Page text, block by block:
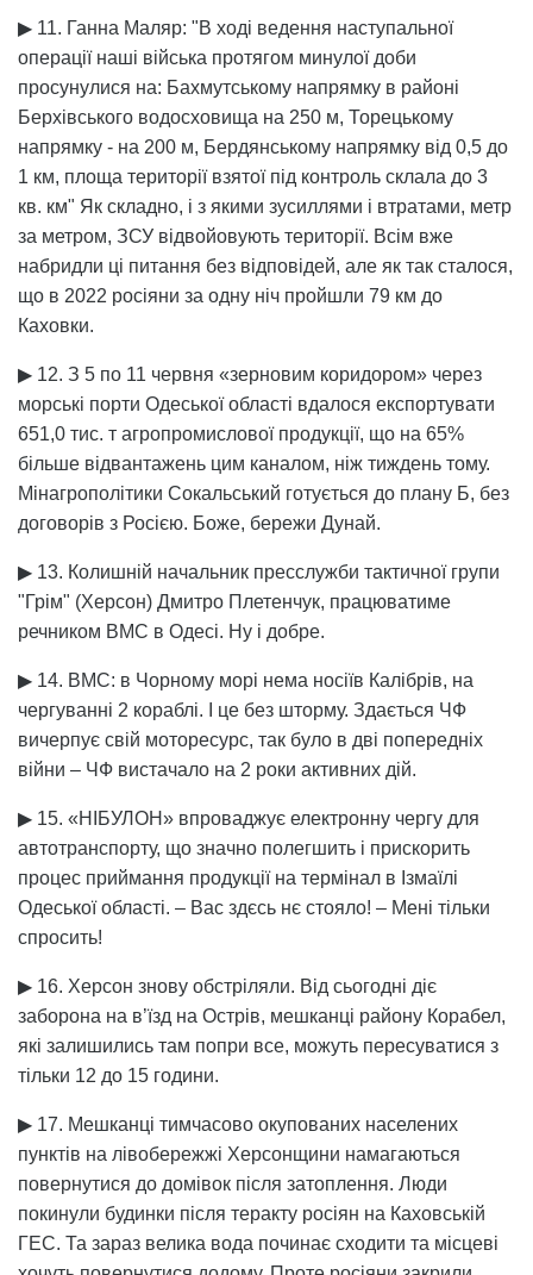
▶ 11. Ганна Маляр: "В ході ведення наступальної
операції наші війська протягом минулої доби
просунулися на: Бахмутському напрямку в районі
Берхівського водосховища на 250 м, Торецькому
напрямку - на 200 м, Бердянському напрямку від 0,5 до
1 км, площа території взятої під контроль склала до 3
кв. км" Як складно, і з якими зусиллями і втратами, метр
за метром, ЗСУ відвойовують території. Всім вже
набридли ці питання без відповідей, але як так сталося,
що в 2022 росіяни за одну ніч пройшли 79 км до
Каховки.
▶ 12. З 5 по 11 червня «зерновим коридором» через
морські порти Одеської області вдалося експортувати
651,0 тис. т агропромислової продукції, що на 65%
більше відвантажень цим каналом, ніж тиждень тому.
Мінагрополітики Сокальський готується до плану Б, без
договорів з Росією. Боже, бережи Дунай.
▶ 13. Колишній начальник пресслужби тактичної групи
"Грім" (Херсон) Дмитро Плетенчук, працюватиме
речником ВМС в Одесі. Ну і добре.
▶ 14. ВМС: в Чорному морі нема носіїв Калібрів, на
чергуванні 2 кораблі. І це без шторму. Здається ЧФ
вичерпує свій моторесурс, так було в дві попередніх
війни – ЧФ вистачало на 2 роки активних дій.
▶ 15. «НІБУЛОН» впроваджує електронну чергу для
автотранспорту, що значно полегшить і прискорить
процес приймання продукції на термінал в Ізмаїлі
Одеської області. – Вас здєсь нє стояло! – Мені тільки
спросить!
▶ 16. Херсон знову обстріляли. Від сьогодні діє
заборона на в’їзд на Острів, мешканці району Корабел,
які залишились там попри все, можуть пересуватися з
тільки 12 до 15 години.
▶ 17. Мешканці тимчасово окупованих населених
пунктів на лівобережжі Херсонщини намагаються
повернутися до домівок після затоплення. Люди
покинули будинки після теракту росіян на Каховській
ГЕС. Та зараз велика вода починає сходити та місцеві